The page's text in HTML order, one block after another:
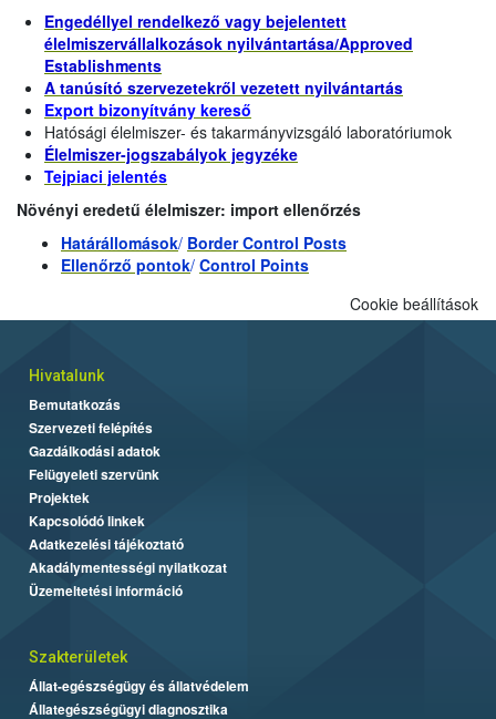
Engedéllyel rendelkező vagy bejelentett
élelmiszervállalkozások nyilvántartása/Approved
Establishments
A tanúsító szervezetekről vezetett nyilvántartás
Export bizonyítvány kereső
Hatósági élelmiszer- és takarmányvizsgáló laboratóriumok
Élelmiszer-jogszabályok jegyzéke
Tejpiaci jelentés
Növényi eredetű élelmiszer: import ellenőrzés
Határállomások/ Border Control Posts
Ellenőrző pontok/ Control Points
Cookie beállítások
Hivatalunk
Bemutatkozás
Szervezeti felépítés
Gazdálkodási adatok
Felügyeleti szervünk
Projektek
Kapcsolódó linkek
Adatkezelési tájékoztató
Akadálymentességi nyilatkozat
Üzemeltetési információ
Szakterületek
Állat-egészségügy és állatvédelem
Állategészségügyi diagnosztika